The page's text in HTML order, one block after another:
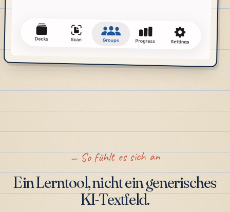
So fühlt es sich an
Ein Lerntool, nicht ein generisches
KI-Textfeld.